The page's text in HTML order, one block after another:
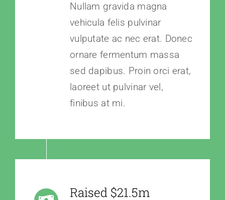
Nullam gravida magna
vehicula felis pulvinar
vulputate ac nec erat. Donec
ornare fermentum massa
sed dapibus. Proin orci erat,
laoreet ut pulvinar vel,
finibus at mi.
Raised $21.5m